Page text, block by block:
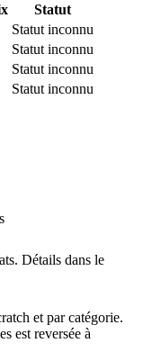
Statut
Statut inconnu
Statut inconnu
Statut inconnu
Statut inconnu
Détails dans le
et par catégorie.
est reversée à